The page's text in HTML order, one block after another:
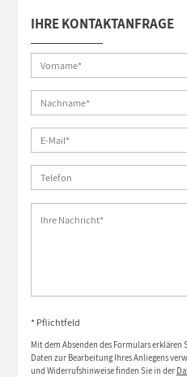
IHRE KONTAKTANFRAGE
* Pflichtfeld
Mit dem Absenden des Formulars
Daten zur Bearbeitung Ihres Anliegens
und Widerrufshinweise finden Sie in der